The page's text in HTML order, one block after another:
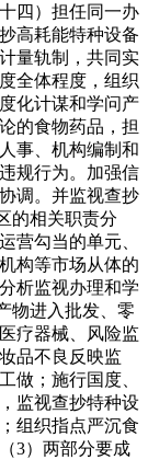
四）担任同一办
高耗能特种设备
量轨制，共同实
全体程度，组织
化计谋和学问产
的食物药品，担
事、机构编制和
规行为。加强信
调。并监视查抄
的相关职责分
营勾当的单元、
构等市场从体的
析监视办理和学
物进入批发、零
疗器械、风险监
品不良反映监
做；施行国度、
监视查抄特种设
组织指点严沉食
3）两部分要成